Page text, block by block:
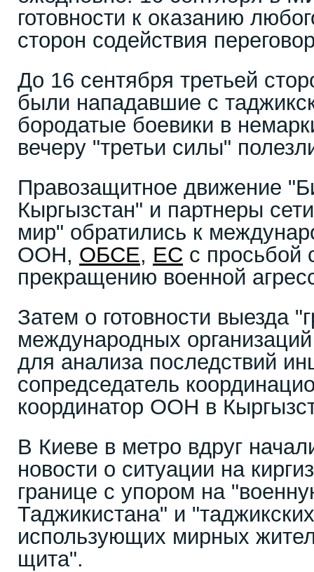
готовности к оказанию
сторон содействия
До 16 сентября третьей
были нападавшие с
бородатые боевики в
вечеру "третьи силы"
Правозащитное движение
Кыргызстан" и партнеры
мир" обратились к
ООН, ОБСЕ, ЕС с просьбой
прекращению военной
Затем о готовности выезда
международных
для анализа последствий
сопредседатель
координатор ООН в
В Киеве в метро вдруг
новости о ситуации на
границе с упором на
Таджикистана" и
использующих мирных
щита".